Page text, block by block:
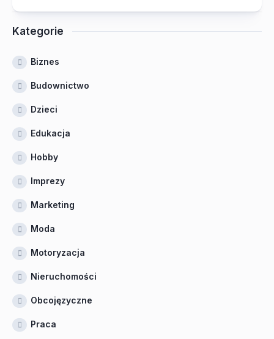
Kategorie
Biznes
Budownictwo
Dzieci
Edukacja
Hobby
Imprezy
Marketing
Moda
Motoryzacja
Nieruchomości
Obcojęzyczne
Praca